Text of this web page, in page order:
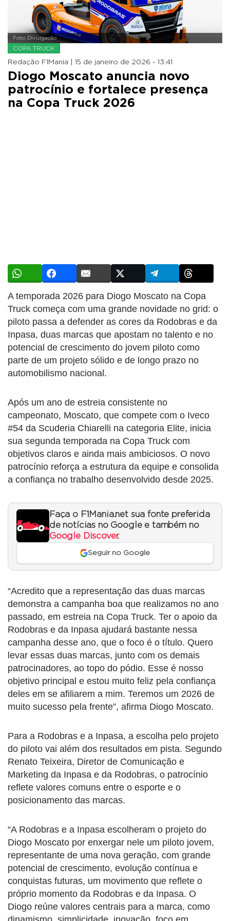
Foto: Divulgação
COPA TRUCK
Redação F1Mania | 15 de janeiro de 2026 - 13:41
Diogo Moscato anuncia novo
patrocínio e fortalece presença
na Copa Truck 2026
A temporada 2026 para Diogo Moscato na Copa
Truck começa com uma grande novidade no grid: o
piloto passa a defender as cores da Rodobras e da
Inpasa, duas marcas que apostam no talento e no
potencial de crescimento do jovem piloto como
parte de um projeto sólido e de longo prazo no
automobilismo nacional.
Após um ano de estreia consistente no
campeonato, Moscato, que compete com o Iveco
#54 da Scuderia Chiarelli na categoria Elite, inicia
sua segunda temporada na Copa Truck com
objetivos claros e ainda mais ambiciosos. O novo
patrocínio reforça a estrutura da equipe e consolida
a confiança no trabalho desenvolvido desde 2025.
Faça o F1Mania.net sua fonte preferida
de notícias no Google e também no
Google Discover.
Seguir no Google
“Acredito que a representação das duas marcas
demonstra a campanha boa que realizamos no ano
passado, em estreia na Copa Truck. Ter o apoio da
Rodobras e da Inpasa ajudará bastante nessa
campanha desse ano, que o foco é o título. Quero
levar essas duas marcas, junto com os demais
patrocinadores, ao topo do pódio. Esse é nosso
objetivo principal e estou muito feliz pela confiança
deles em se afiliarem a mim. Teremos um 2026 de
muito sucesso pela frente”, afirma Diogo Moscato.
Para a Rodobras e a Inpasa, a escolha pelo projeto
do piloto vai além dos resultados em pista. Segundo
Renato Teixeira, Diretor de Comunicação e
Marketing da Inpasa e da Rodobras, o patrocínio
reflete valores comuns entre o esporte e o
posicionamento das marcas.
“A Rodobras e a Inpasa escolheram o projeto do
Diogo Moscato por enxergar nele um piloto jovem,
representante de uma nova geração, com grande
potencial de crescimento, evolução contínua e
conquistas futuras, um movimento que reflete o
próprio momento da Rodobras e da Inpasa. O
Diogo reúne valores centrais para a marca, como